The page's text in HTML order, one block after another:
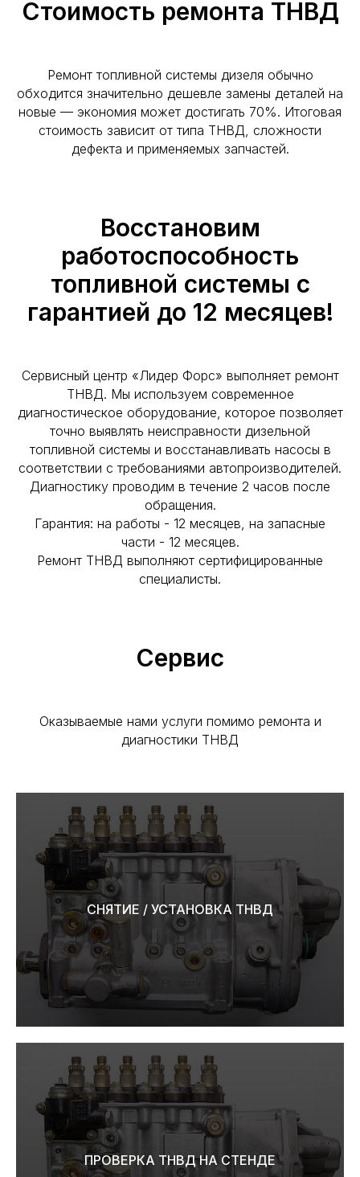
Стоимость ремонта ТНВД
Ремонт топливной системы дизеля обычно
обходится значительно дешевле замены деталей на
новые — экономия может достигать 70%. Итоговая
стоимость зависит от типа ТНВД, сложности
дефекта и применяемых запчастей.
Восстановим
работоспособность
топливной системы с
гарантией до 12 месяцев!
Сервисный центр «Лидер Форс» выполняет ремонт
ТНВД. Мы используем современное
диагностическое оборудование, которое позволяет
точно выявлять неисправности дизельной
топливной системы и восстанавливать насосы в
соответствии с требованиями автопроизводителей.
Диагностику проводим в течение 2 часов после
обращения.
Гарантия: на работы - 12 месяцев, на запасные
части - 12 месяцев.
Ремонт ТНВД выполняют сертифицированные
специалисты.
Сервис
Оказываемые нами услуги помимо ремонта и
диагностики ТНВД
СНЯТИЕ / УСТАНОВКА ТНВД
ПРОВЕРКА ТНВД НА СТЕНДЕ